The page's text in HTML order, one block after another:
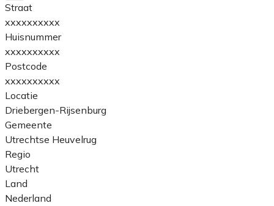
Straat
xxxxxxxxxx
Huisnummer
xxxxxxxxxx
Postcode
xxxxxxxxxx
Locatie
Driebergen-Rijsenburg
Gemeente
Utrechtse Heuvelrug
Regio
Utrecht
Land
Nederland